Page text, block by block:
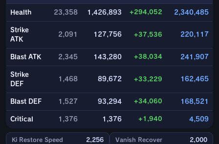
Health 23,358 1,426,893 +294,052 2,340,485
Strike
ATK
2,091 127,756 +37,536 220,117
Blast ATK 2,345 143,280 +38,034 241,907
Strike
DEF
1,468 89,672 +33,229 162,465
Blast DEF 1,527 93,294 +34,060 168,521
Critical 1,376 1,376 +1,940 4,509
Ki Restore Speed 2,256 Vanish Recover 2,000